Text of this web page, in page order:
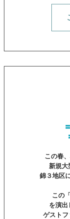
この春
新規大
錦３地区
この
を演出
ゲスト